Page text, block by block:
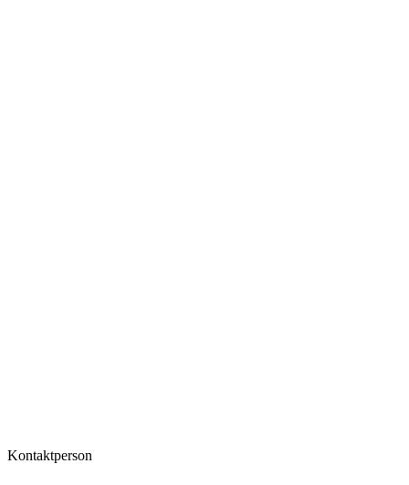
Kontaktperson